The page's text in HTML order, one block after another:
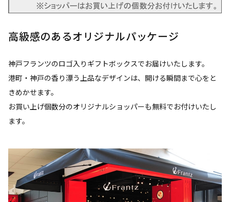
高級感のあるオリジナルパッケージ
神戸フランツのロゴ入りギフトボックスでお届けいたします。
港町・神戸の香り漂う上品なデザインは、開ける瞬間まで心をと
きめかせます。
お買い上げ個数分のオリジナルショッパーも無料でお付けいたし
ます。